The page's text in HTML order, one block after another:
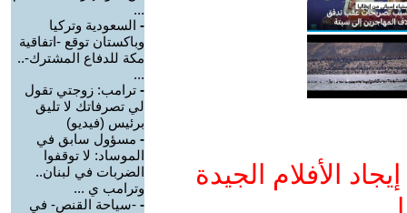
الأفلام الجيدة
...
- السعودية وتركيا
وباكستان توقع -اتفاقية
مكة للدفاع المشترك-..
...
- ترامب: زوجتي تقول
لي تصرفاتك لا تليق
برئيس (فيديو)
- مسؤول سابق في
الموساد: لا توقفوا
الضربات في لبنان..
وترامب ي ...
- -سياحة القنص- في